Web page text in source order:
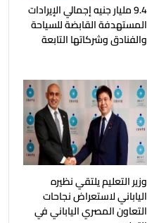
9.4 مليار جنيه إجمالي الإيرادات
المستهدفة القابضة للسياحة
والفنادق وشركاتها التابعة
وزير التعليم يلتقي نظيره
الياباني لاستعراض نجاحات
التعاون المصري الياباني في